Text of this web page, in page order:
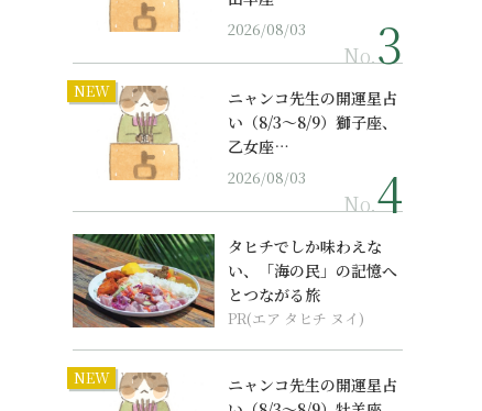
2026/08/03
No.
NEW
ニャンコ先生の開運星占
い（8/3～8/9）獅子座、
乙女座…
2026/08/03
No.
タヒチでしか味わえな
い、「海の民」の記憶へ
とつながる旅
PR(エア タヒチ ヌイ)
NEW
ニャンコ先生の開運星占